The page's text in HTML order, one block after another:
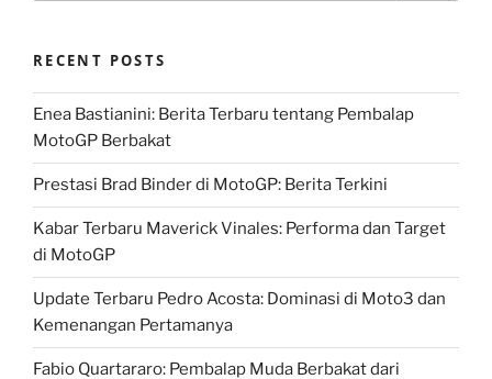
RECENT POSTS
Enea Bastianini: Berita Terbaru tentang Pembalap
MotoGP Berbakat
Prestasi Brad Binder di MotoGP: Berita Terkini
Kabar Terbaru Maverick Vinales: Performa dan Target
di MotoGP
Update Terbaru Pedro Acosta: Dominasi di Moto3 dan
Kemenangan Pertamanya
Fabio Quartararo: Pembalap Muda Berbakat dari